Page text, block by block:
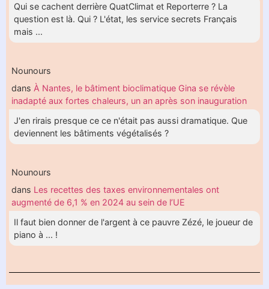
Qui se cachent derrière QuatClimat et Reporterre ? La
question est là. Qui ? L'état, les service secrets Français
mais ...
Nounours
dans À Nantes, le bâtiment bioclimatique Gina se révèle
inadapté aux fortes chaleurs, un an après son inauguration
J'en rirais presque ce ce n'était pas aussi dramatique. Que
deviennent les bâtiments végétalisés ?
Nounours
dans Les recettes des taxes environnementales ont
augmenté de 6,1 % en 2024 au sein de l’UE
Il faut bien donner de l'argent à ce pauvre Zézé, le joueur de
piano à ... !